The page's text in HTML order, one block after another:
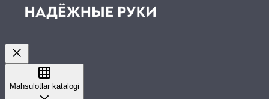
Mahsulotlar katalogi